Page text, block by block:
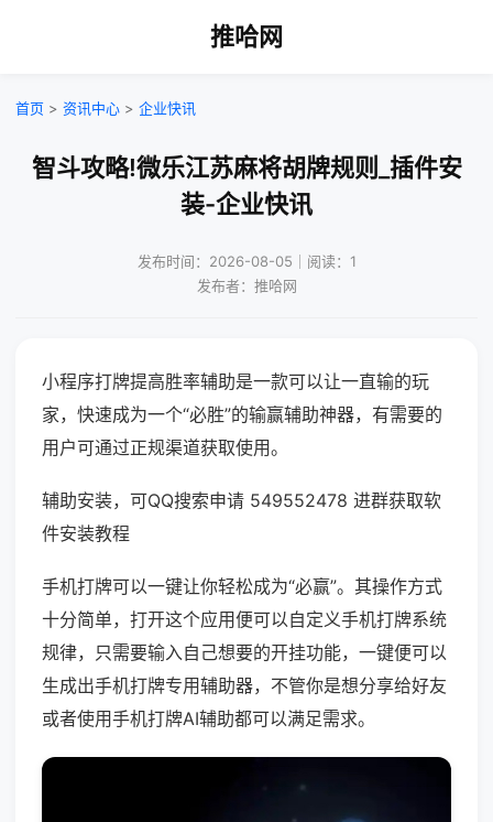
推哈网
首页 > 资讯中心 > 企业快讯
智斗攻略!微乐江苏麻将胡牌规则_插件安
装-企业快讯
发布时间：2026-08-05｜阅读：1
发布者：推哈网
小程序打牌提高胜率辅助是一款可以让一直输的玩
家，快速成为一个“必胜”的输赢辅助神器，有需要的
用户可通过正规渠道获取使用。
辅助安装，可QQ搜索申请 549552478 进群获取软
件安装教程
手机打牌可以一键让你轻松成为“必赢”。其操作方式
十分简单，打开这个应用便可以自定义手机打牌系统
规律，只需要输入自己想要的开挂功能，一键便可以
生成出手机打牌专用辅助器，不管你是想分享给好友
或者使用手机打牌AI辅助都可以满足需求。